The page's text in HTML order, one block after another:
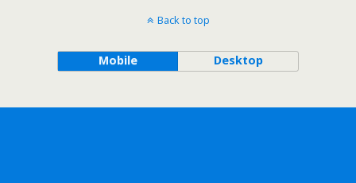
Back to top
Mobile Desktop